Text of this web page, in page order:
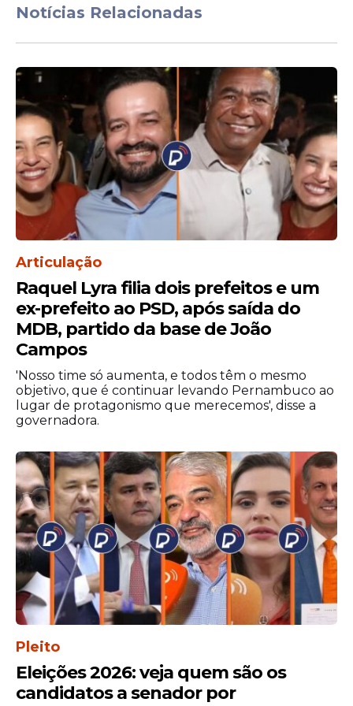
O trabalho busca fortalecer a cultura da
paz, prevenir situações de violência e
aproximar os jovens das instituições
públicas.
Outro destaque é a atuação da Patrulha
Maria da Penha, que desempenha papel
fundamental no enfrentamento à
violência doméstica e familiar contra a
mulher.
monitoramento das medidas protetivas e
as ações educativas desenvolvidas pela
equipe têm contribuído para a prevenção
Notícias Relacionadas
Articulação
Raquel Lyra filia dois prefeitos e um
ex-prefeito ao PSD, após saída do
MDB, partido da base de João
Campos
'Nosso time só aumenta, e todos têm o mesmo
objetivo, que é continuar levando Pernambuco ao
lugar de protagonismo que merecemos', disse a
governadora.
Pleito
Eleições 2026: veja quem são os
candidatos a senador por